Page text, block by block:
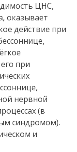
ЦНС,
оказывает
действие при
при
нервной
(в
синдромом).
и